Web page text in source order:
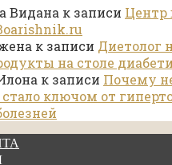
Видана к записи Центр
к записи Диетолог
на столе
к записи Почему
ключом от